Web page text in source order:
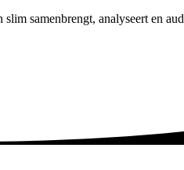
samenbrengt, analyseert en